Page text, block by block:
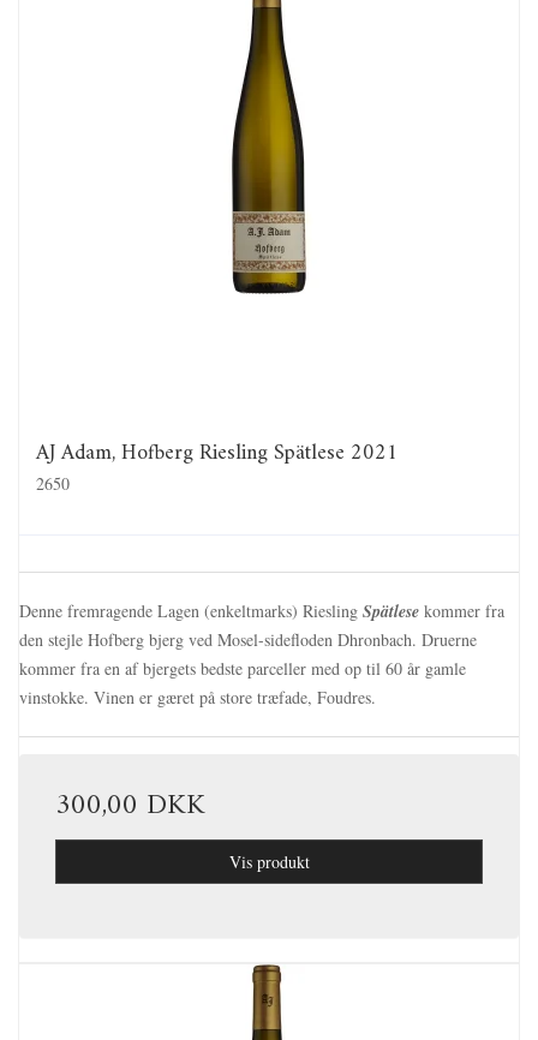
AJ Adam, Hofberg Riesling Spätlese 2021
2650
Denne fremragende Lagen (enkeltmarks) Riesling Spätlese kommer fra
den stejle Hofberg bjerg ved Mosel-sidefloden Dhronbach. Druerne
kommer fra en af bjergets bedste parceller med op til 60 år gamle
vinstokke. Vinen er gæret på store træfade, Foudres.
300,00 DKK
Vis produkt